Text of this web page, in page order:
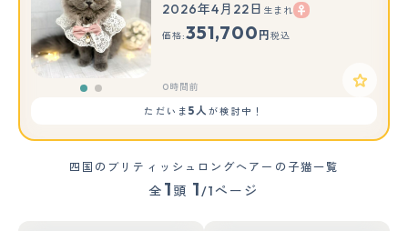
もっと見る
2026年4月22日 生まれ
価格:351,700 円 税込
0時間前
ただいま 5人が検討中！
四国のブリティッシュロングヘアーの子猫一覧
全 1 頭 1/1ページ